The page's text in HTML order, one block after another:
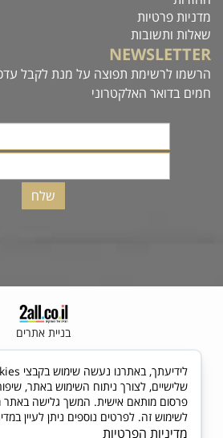
מדניות פרטיות
שאלות ותשובות
NEWSLETTER
הרשמו לרשימת תפוצה על מנת לקבל
חמים בדואר האלקטרוני
בניית אתרים
שלישיים, לצורך ניתוח השימוש באתר,
פרסום מותאם אישית. המשך גלישה
לשימוש זה. לפרטים נוספים ניתן לעיין
מדיניות הפרטיות